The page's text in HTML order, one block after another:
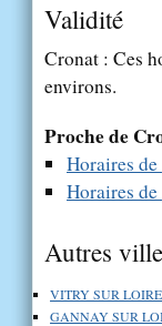
Validité
Cronat : Ces
environs.
Proche de
Horaires
Horaires
Autres
VITRY SUR
GANNAY SUR